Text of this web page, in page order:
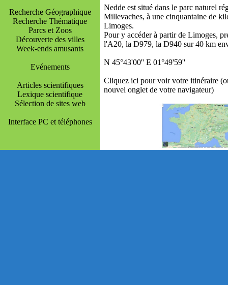
Nedde est situé dans le parc naturel
Millevaches, à une cinquantaine de
Limoges.
Pour y accéder à partir de Limoges,
l'A20, la D979, la D940 sur 40 km
N 45°43'00'' E 01°49'59''
Cliquez ici pour voir votre itinéraire
nouvel onglet de votre navigateur)
Recherche Géographique
Recherche Thématique
Parcs et Zoos
Découverte des villes
Week-ends amusants
Evénements
Articles scientifiques
Lexique scientifique
Sélection de sites web
Interface PC et téléphones